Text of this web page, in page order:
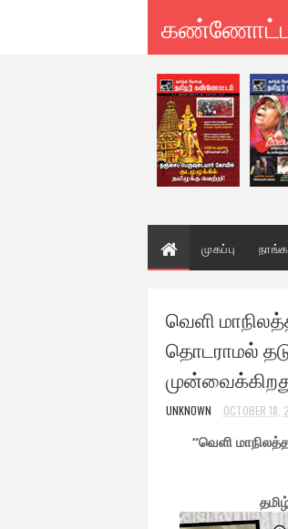
முகப்பு
வெளி
தொடராமல்
UNKNOWN OCTOBER 18,
“வெளி